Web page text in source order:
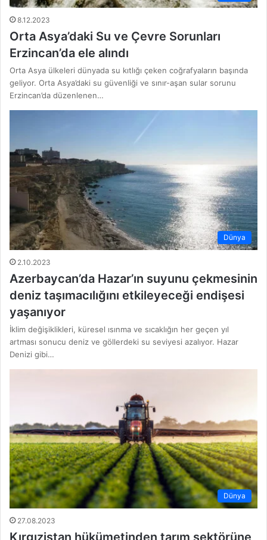
8.12.2023
Orta Asya’daki Su ve Çevre Sorunları
Erzincan’da ele alındı
Orta Asya ülkeleri dünyada su kıtlığı çeken coğrafyaların başında
geliyor. Orta Asya’daki su güvenliği ve sınır-aşan sular sorunu
Erzincan’da düzenlenen…
Dünya
2.10.2023
Azerbaycan’da Hazar’ın suyunu çekmesinin
deniz taşımacılığını etkileyeceği endişesi
yaşanıyor
İklim değişiklikleri, küresel ısınma ve sıcaklığın her geçen yıl
artması sonucu deniz ve göllerdeki su seviyesi azalıyor. Hazar
Denizi gibi…
Dünya
27.08.2023